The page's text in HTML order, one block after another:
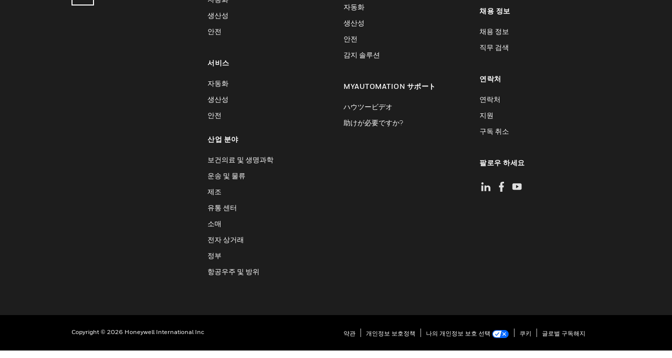
생산성
안전
서비스
자동화
생산성
안전
산업 분야
보건의료 및 생명과학
운송 및 물류
제조
유통 센터
소매
전자 상거래
정부
항공우주 및 방위
자동화
생산성
안전
감지 솔루션
MYAUTOMATION サポート
ハウツービデオ
助けが必要ですか?
채용 정보
채용 정보
직무 검색
연락처
연락처
지원
구독 취소
팔로우 하세요
Copyright © 2026 Honeywell International Inc 약관 개인정보 보호정책 나의 개인정보 보호 선택 쿠키 글로벌 구독해지